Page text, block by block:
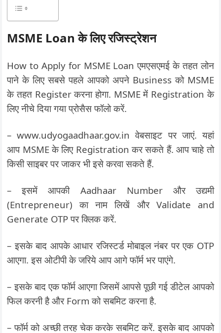
MSME Loan के लिए रजिस्ट्रेशन
How to Apply for MSME Loan एमएसएमई के तहत लोन
पाने के लिए सबसे पहले आपको अपने Business को MSME
के तहत Register करना होगा. MSME में Registration के
लिए नीचे दिया गया प्रोसैस फॉलो करें.
– www.udyogaadhaar.gov.in वेबसाइट पर जाएं. यहां
आप MSME के लिए Registration कर सकते हैं. आप चाहे तो
किसी साइबर पर जाकर भी इसे करवा सकते हैं.
– इसमें आपकी Aadhaar Number और उद्यमी
(Entrepreneur) का नाम लिखें और Validate and
Generate OTP पर क्लिक करें.
– इसके बाद आपके आधार रजिस्टर्ड मोबाइल नंबर पर एक OTP
आएगा. इस ओटीपी के जरिये आप आगे फॉर्म भर पाएंगे.
– इसके बाद एक फॉर्म आएगा जिसमें आपसे पूछी गई डीटेल आपको
फिल करनी है और Form को सबमिट करना है.
– फॉर्म को अच्छी तरह चेक करके सबमिट करें. इसके बाद आपको